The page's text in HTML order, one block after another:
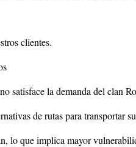
clientes.
satisface la demanda del clan
de rutas para transportar
lo que implica mayor